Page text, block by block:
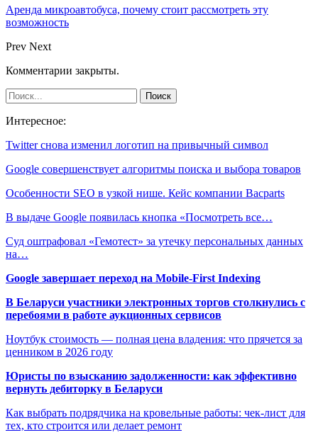
Аренда микроавтобуса, почему стоит рассмотреть эту
возможность
Prev Next
Комментарии закрыты.
Интересное:
Twitter снова изменил логотип на привычный символ
Google совершенствует алгоритмы поиска и выбора товаров
Особенности SEO в узкой нише. Кейс компании Bacparts
В выдаче Google появилась кнопка «Посмотреть все…
Суд оштрафовал «Гемотест» за утечку персональных данных
на…
Google завершает переход на Mobile-First Indexing
В Беларуси участники электронных торгов столкнулись с
перебоями в работе аукционных сервисов
Ноутбук стоимость — полная цена владения: что прячется за
ценником в 2026 году
Юристы по взысканию задолженности: как эффективно
вернуть дебиторку в Беларуси
Как выбрать подрядчика на кровельные работы: чек-лист для
тех, кто строится или делает ремонт